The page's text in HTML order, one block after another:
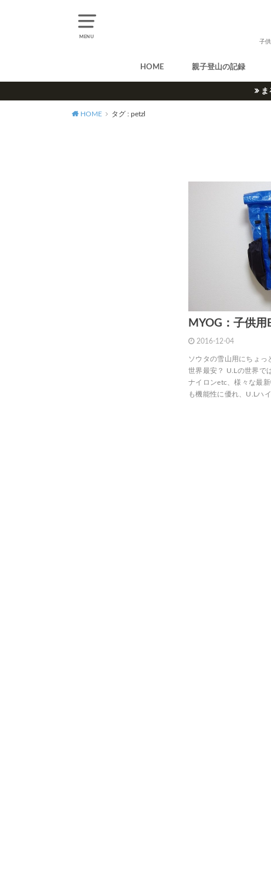
MENU
子
HOME 親子登山の記録
ま
HOME タグ : petzl
MYOG：子供
2016-12-04
ソウタの雪山用にちょっ
世界最安？ U.Lの世界で
ナイロンetc、様々な最
も機能性に優れ、U.Lハ